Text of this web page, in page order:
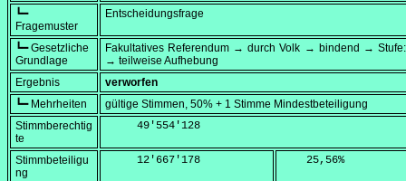
┗━
Fragemuster
Entscheidungsfrage
┗━ Gesetzliche
Grundlage
Fakultatives Referendum → durch Volk → bindend →
→ teilweise Aufhebung
Ergebnis
verworfen
┗━ Mehrheiten
gültige Stimmen, 50% + 1 Stimme Mindestbeteiligung
Stimmberechtig
te
     49'554'128
Stimmbeteiligu
ng
     12'667'178
    25,56
%